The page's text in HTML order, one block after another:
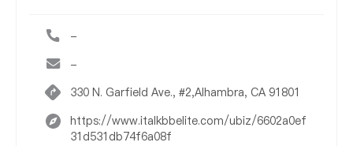
-
-
330 N. Garfield Ave., #2,Alhambra, CA 91801
https://www.italkbbelite.com/ubiz/6602a0ef
31d531db74f6a08f